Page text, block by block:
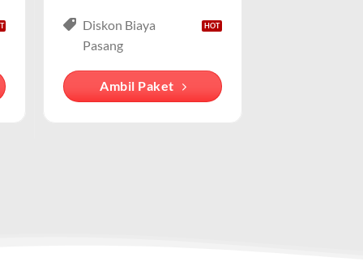
mengasosiasikan layanan WiFi rumah
IndiHome , meskipun ada penyedia
lengkap. Cocok untuk keluarga atau pelaku bisnis kecil
Diskon Biaya
Pasang
Ambil Paket